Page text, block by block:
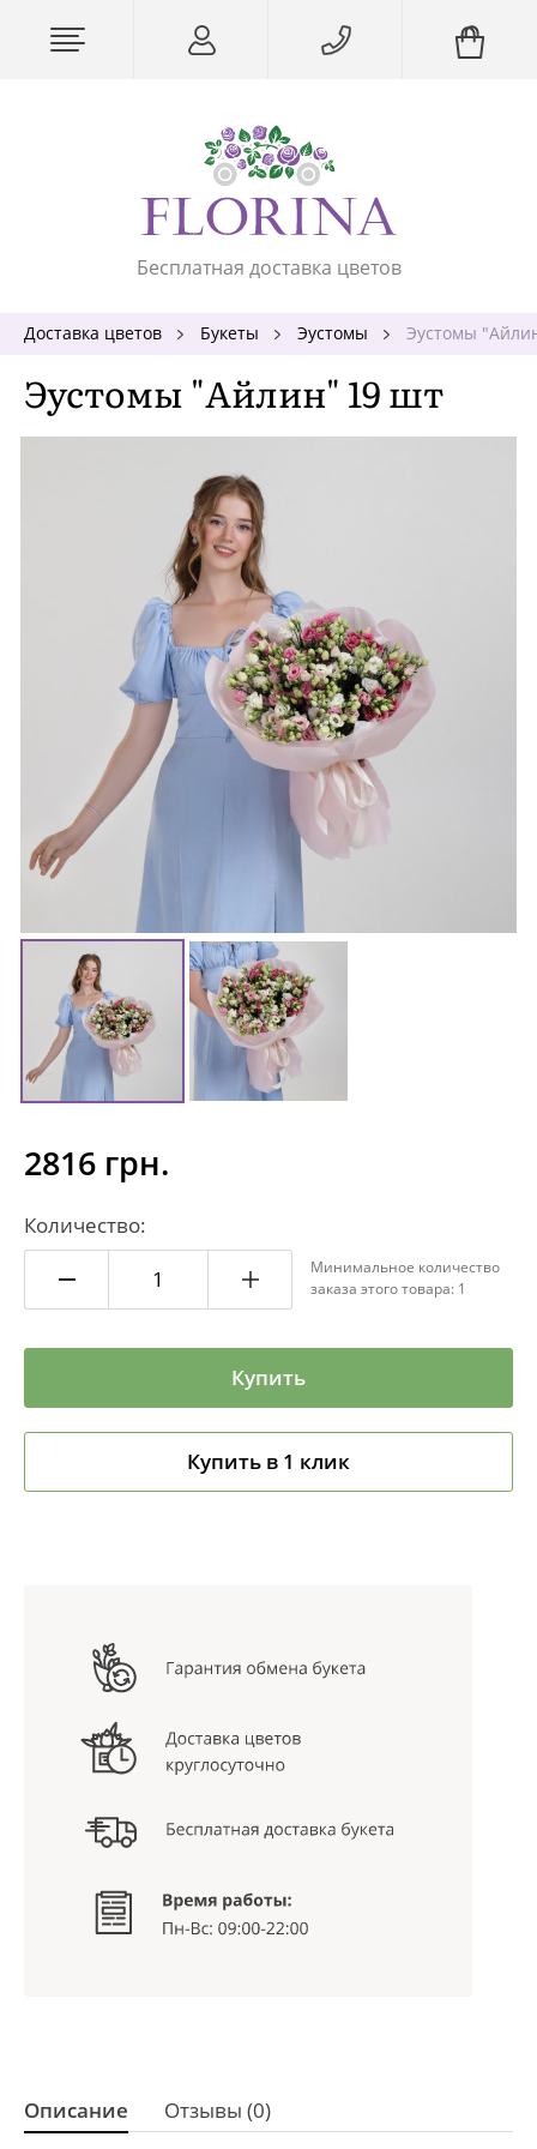
Бесплатная доставка цветов
Доставка цветов Букеты Эустомы Эустомы
Эустомы "Айлин" 19 шт
2816 грн.
Количество:
Минимальное количество
заказа этого товара: 1
Купить
Купить в 1 клик
Описание Отзывы (0)